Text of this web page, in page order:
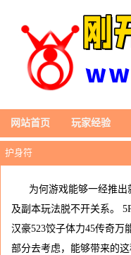
网站首页 玩家经验
护身符
为何游戏能够一经推
及副本玩法脱不开关系。
汉豪523饺子体力45传奇
部分去考虑，能够带来的